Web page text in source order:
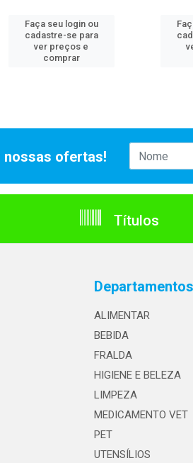
Faça seu login ou
cadastre-se para
ver preços e
comprar
nossas ofertas!
Títulos
Departamentos
ALIMENTAR
BEBIDA
FRALDA
HIGIENE E BELEZA
LIMPEZA
MEDICAMENTO VET
PET
UTENSÍLIOS